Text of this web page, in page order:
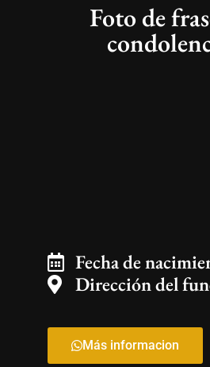
Foto de
Fecha de
Dirección del
Más informacion